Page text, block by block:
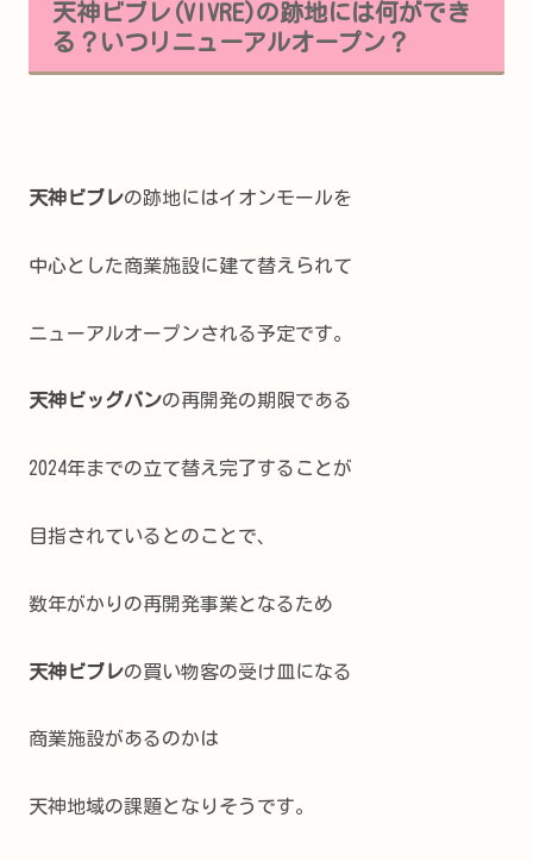
天神ビブレ(VIVRE)の跡地には何ができ
る？いつリニューアルオープン？
天神ビブレの跡地にはイオンモールを
中心とした商業施設に建て替えられて
ニューアルオープンされる予定です。
天神ビッグバンの再開発の期限である
2024年までの立て替え完了することが
目指されているとのことで、
数年がかりの再開発事業となるため
天神ビブレの買い物客の受け皿になる
商業施設があるのかは
天神地域の課題となりそうです。